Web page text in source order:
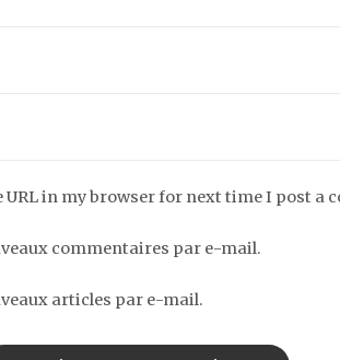
URL in my browser for next time I post a
commentaires par e-mail.
articles par e-mail.